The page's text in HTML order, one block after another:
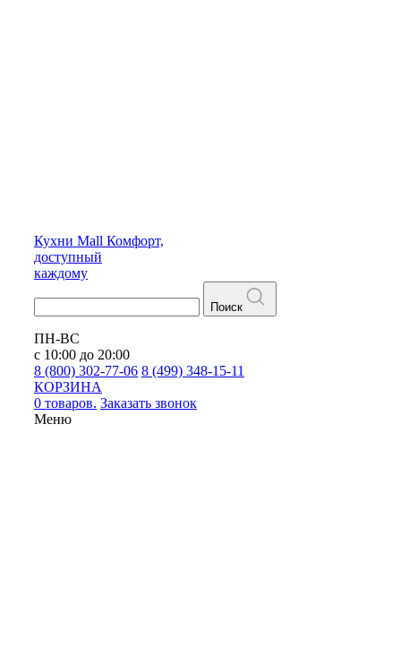
Кухни Mall Комфорт,
доступный
каждому
Поиск
ПН-ВС
с 10:00 до 20:00
8 (800) 302-77-06 8 (499) 348-15-11
КОРЗИНА
0 товаров. Заказать звонок
Меню